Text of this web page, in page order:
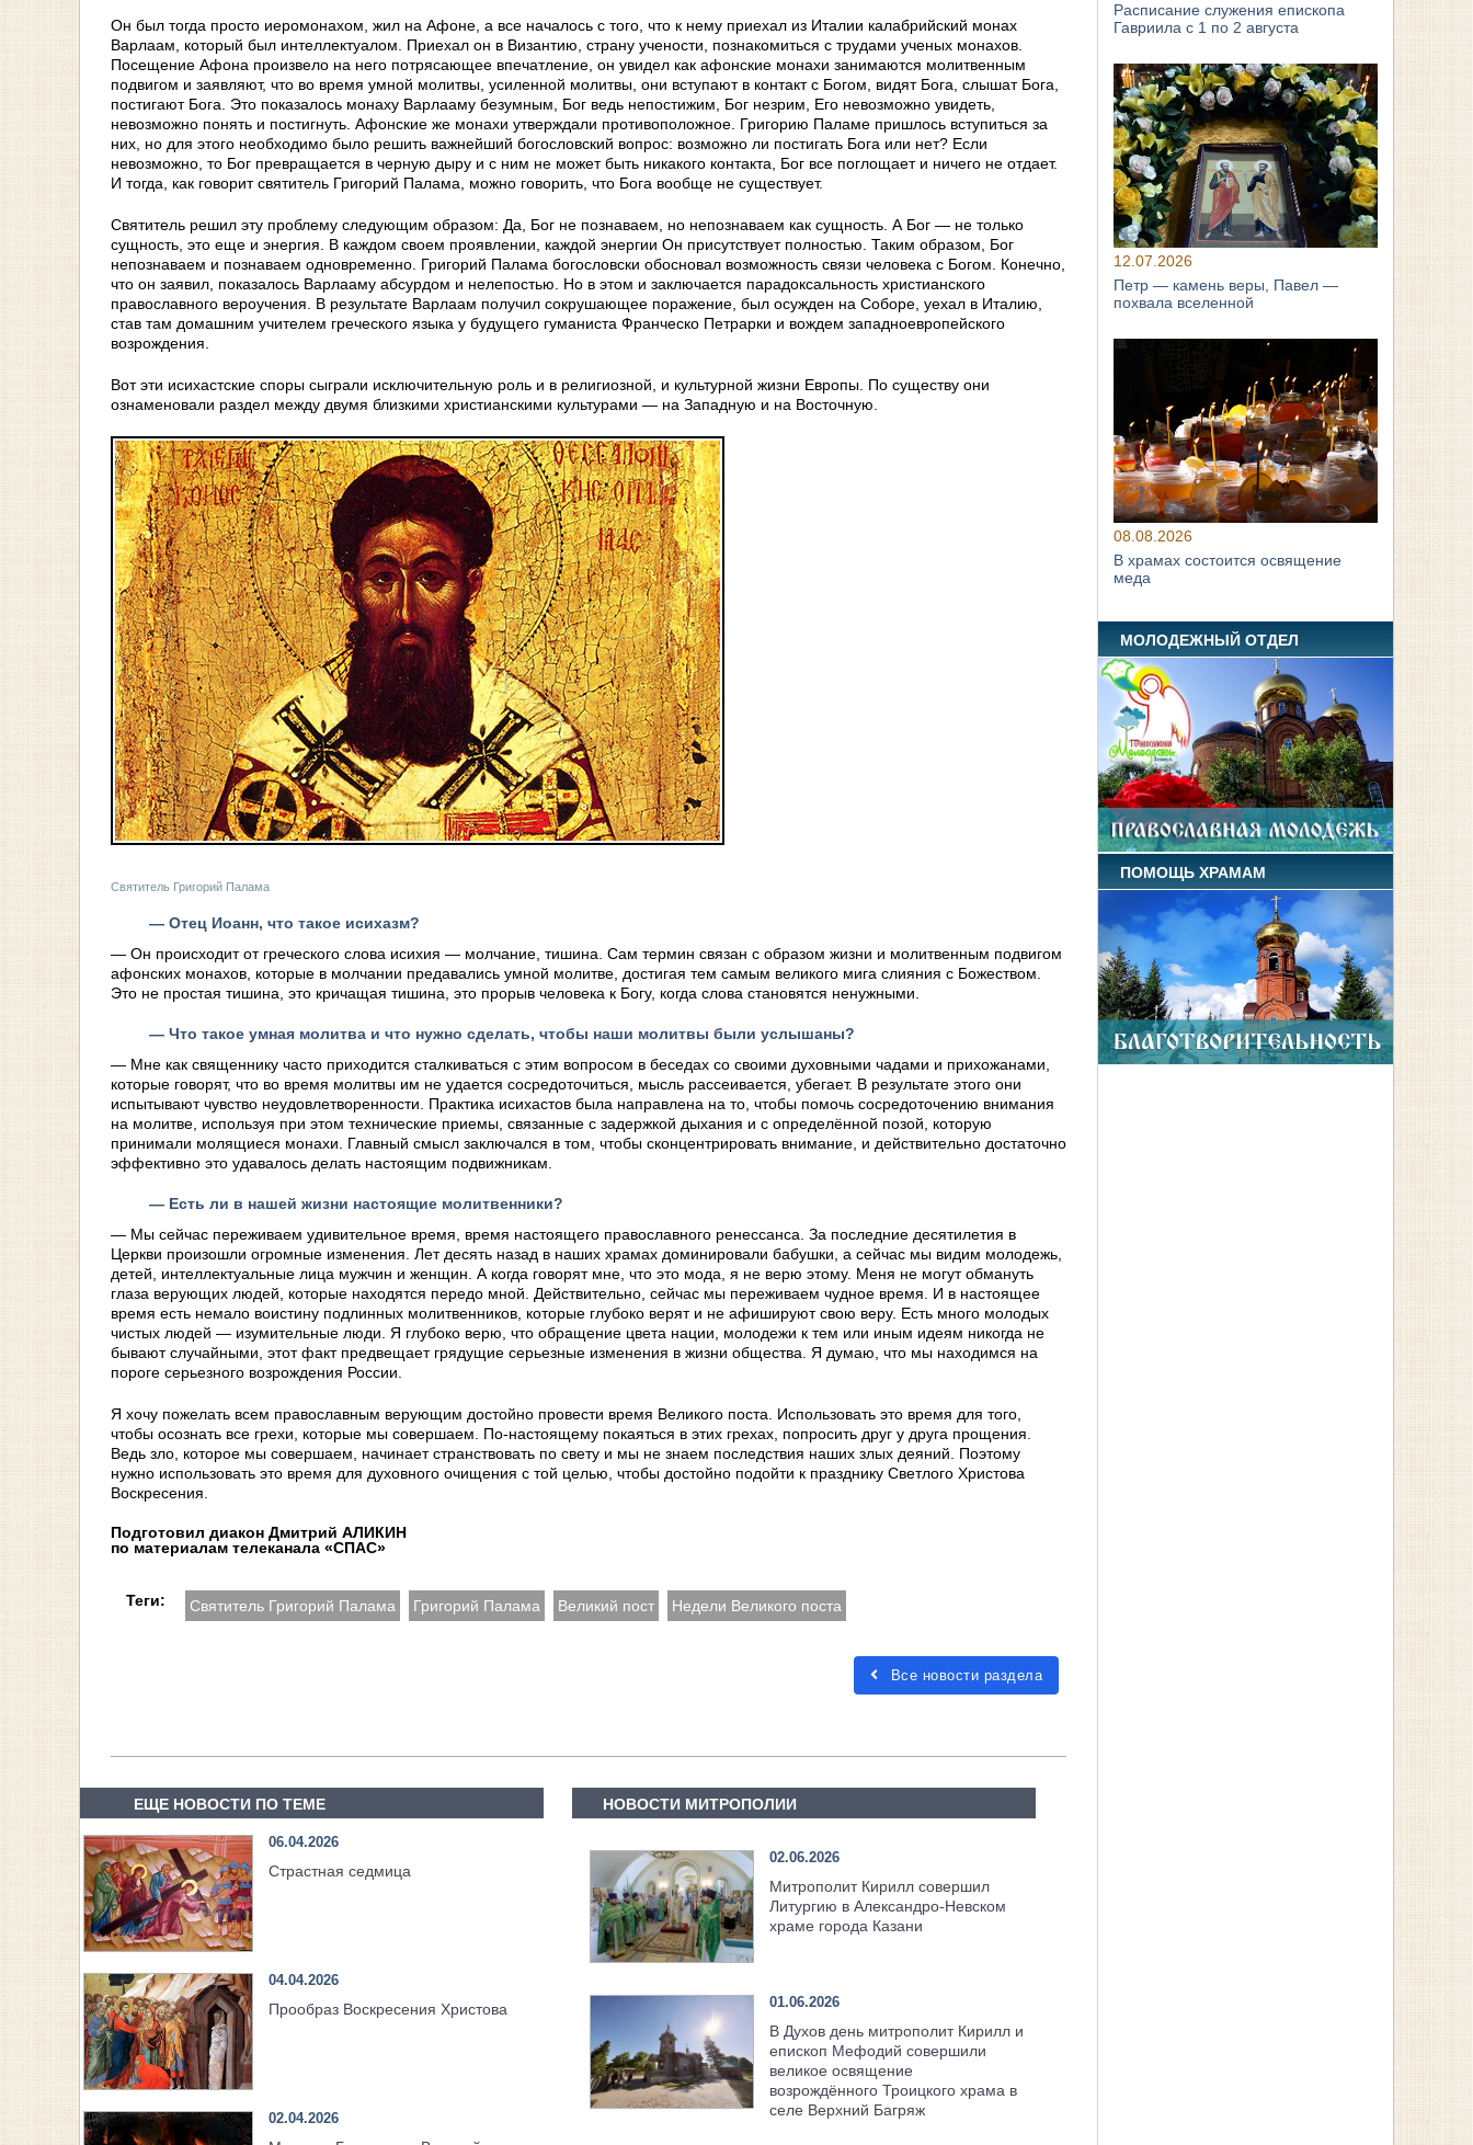
Он был тогда просто иеромонахом, жил на Афоне, а все началось с того, что к нему приехал из Италии калабрийский монах
Варлаам, который был интеллектуалом. Приехал он в Византию, страну учености, познакомиться с трудами ученых монахов.
Посещение Афона произвело на него потрясающее впечатление, он увидел как афонские монахи занимаются молитвенным
подвигом и заявляют, что во время умной молитвы, усиленной молитвы, они вступают в контакт с Богом, видят Бога, слышат Бога,
постигают Бога. Это показалось монаху Варлааму безумным, Бог ведь непостижим, Бог незрим, Его невозможно увидеть,
невозможно понять и постигнуть. Афонские же монахи утверждали противоположное. Григорию Паламе пришлось вступиться за
них, но для этого необходимо было решить важнейший богословский вопрос: возможно ли постигать Бога или нет? Если
невозможно, то Бог превращается в черную дыру и с ним не может быть никакого контакта, Бог все поглощает и ничего не отдает.
И тогда, как говорит святитель Григорий Палама, можно говорить, что Бога вообще не существует.
Святитель решил эту проблему следующим образом: Да, Бог не познаваем, но непознаваем как сущность. А Бог — не только
сущность, это еще и энергия. В каждом своем проявлении, каждой энергии Он присутствует полностью. Таким образом, Бог
непознаваем и познаваем одновременно. Григорий Палама богословски обосновал возможность связи человека с Богом. Конечно,
что он заявил, показалось Варлааму абсурдом и нелепостью. Но в этом и заключается парадоксальность христианского
православного вероучения. В результате Варлаам получил сокрушающее поражение, был осужден на Соборе, уехал в Италию,
став там домашним учителем греческого языка у будущего гуманиста Франческо Петрарки и вождем западноевропейского
возрождения.
Вот эти исихастские споры сыграли исключительную роль и в религиозной, и культурной жизни Европы. По существу они
ознаменовали раздел между двумя близкими христианскими культурами — на Западную и на Восточную.
Святитель Григорий Палама
— Отец Иоанн, что такое исихазм?
— Он происходит от греческого слова исихия — молчание, тишина. Сам термин связан с образом жизни и молитвенным подвигом
афонских монахов, которые в молчании предавались умной молитве, достигая тем самым великого мига слияния с Божеством.
Это не простая тишина, это кричащая тишина, это прорыв человека к Богу, когда слова становятся ненужными.
— Что такое умная молитва и что нужно сделать, чтобы наши молитвы были услышаны?
— Мне как священнику часто приходится сталкиваться с этим вопросом в беседах со своими духовными чадами и прихожанами,
которые говорят, что во время молитвы им не удается сосредоточиться, мысль рассеивается, убегает. В результате этого они
испытывают чувство неудовлетворенности. Практика исихастов была направлена на то, чтобы помочь сосредоточению внимания
на молитве, используя при этом технические приемы, связанные с задержкой дыхания и с определённой позой, которую
принимали молящиеся монахи. Главный смысл заключался в том, чтобы сконцентрировать внимание, и действительно достаточно
эффективно это удавалось делать настоящим подвижникам.
— Есть ли в нашей жизни настоящие молитвенники?
— Мы сейчас переживаем удивительное время, время настоящего православного ренессанса. За последние десятилетия в
Церкви произошли огромные изменения. Лет десять назад в наших храмах доминировали бабушки, а сейчас мы видим молодежь,
детей, интеллектуальные лица мужчин и женщин. А когда говорят мне, что это мода, я не верю этому. Меня не могут обмануть
глаза верующих людей, которые находятся передо мной. Действительно, сейчас мы переживаем чудное время. И в настоящее
время есть немало воистину подлинных молитвенников, которые глубоко верят и не афишируют свою веру. Есть много молодых
чистых людей — изумительные люди. Я глубоко верю, что обращение цвета нации, молодежи к тем или иным идеям никогда не
бывают случайными, этот факт предвещает грядущие серьезные изменения в жизни общества. Я думаю, что мы находимся на
пороге серьезного возрождения России.
Я хочу пожелать всем православным верующим достойно провести время Великого поста. Использовать это время для того,
чтобы осознать все грехи, которые мы совершаем. По-настоящему покаяться в этих грехах, попросить друг у друга прощения.
Ведь зло, которое мы совершаем, начинает странствовать по свету и мы не знаем последствия наших злых деяний. Поэтому
нужно использовать это время для духовного очищения с той целью, чтобы достойно подойти к празднику Светлого Христова
Воскресения.
Подготовил диакон Дмитрий АЛИКИН
по материалам телеканала «СПАС»
Теги: Святитель Григорий Палама Григорий Палама Великий пост Недели Великого поста
Все новости раздела
ЕЩЕ НОВОСТИ ПО ТЕМЕ
06.04.2026
Страстная седмица
04.04.2026
Прообраз Воскресения Христова
02.04.2026
НОВОСТИ МИТРОПОЛИИ
02.06.2026
Митрополит Кирилл совершил
Литургию в Александро-Невском
храме города Казани
01.06.2026
В Духов день митрополит Кирилл и
епископ Мефодий совершили
великое освящение
возрождённого Троицкого храма в
селе Верхний Багряж
Расписание служения епископа
Гавриила с 1 по 2 августа
12.07.2026
Петр — камень веры, Павел —
похвала вселенной
08.08.2026
В храмах состоится освящение
меда
МОЛОДЕЖНЫЙ ОТДЕЛ
ПОМОЩЬ ХРАМАМ